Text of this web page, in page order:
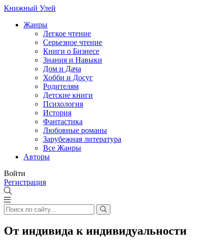
Книжный Улей
Жанры
Легкое чтение
Серьезное чтение
Книги о Бизнесе
Знания и Навыки
Дом и Дача
Хобби и Досуг
Родителям
Детские книги
Психология
История
Фантастика
Любовные романы
Зарубежная литература
Все Жанры
Авторы
Войти
Регистрация
От индивида к индивидуальности